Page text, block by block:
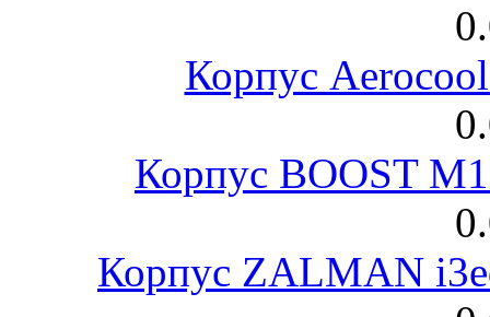
Корпус
Корпус BOOST
Корпус ZALMAN